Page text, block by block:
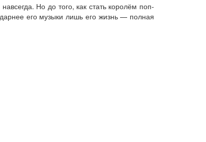
Но до того, как стать королём поп-
его музыки лишь его жизнь — полная